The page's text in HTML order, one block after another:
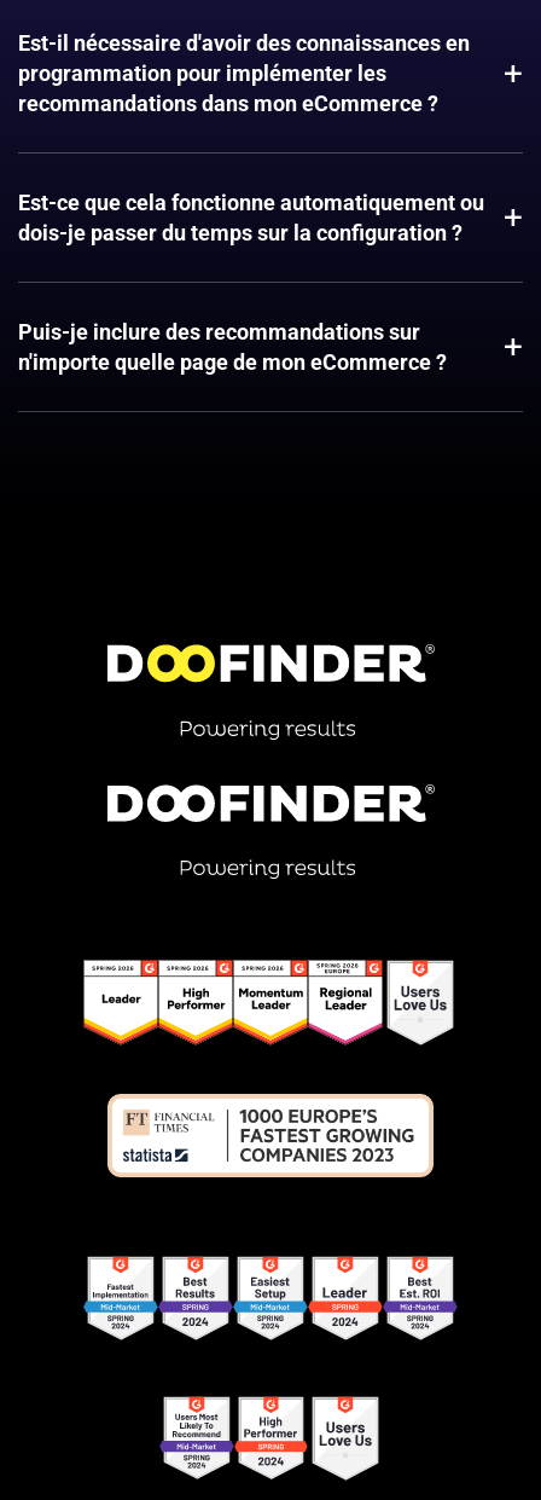
Est-il nécessaire d'avoir des connaissances en
programmation pour implémenter les
recommandations dans mon eCommerce ?
+
programmation. Vous pouvez tout configurer en seulement
quelques clics.
Est-ce que cela fonctionne automatiquement ou
dois-je passer du temps sur la configuration ?
+
mesure vous souhaitez personnaliser les solutions ou vous
pouvez simplement utiliser les algorithmes intelligents
Puis-je inclure des recommandations sur
n'importe quelle page de mon eCommerce ?
+